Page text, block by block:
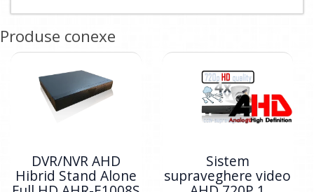
Produse conexe
DVR/NVR AHD
Hibrid Stand Alone
Sistem
supraveghere video